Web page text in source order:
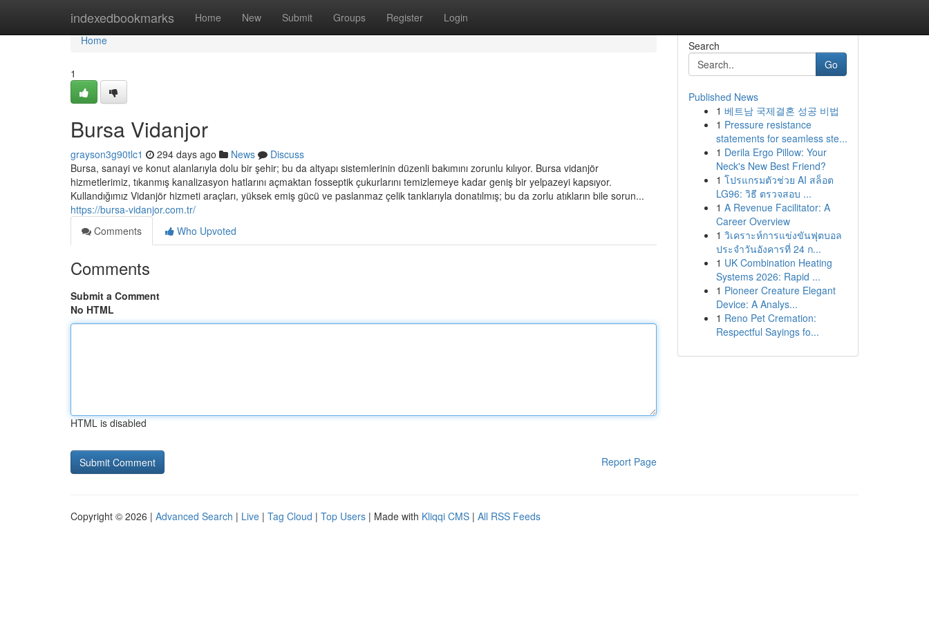
indexedbookmarks Home New Submit Groups Register Login
Home
Home
1
Bursa Vidanjor
grayson3g90tlc1 294 days ago News
Discuss
Bursa, sanayi ve konut alanlarıyla dolu bir şehir; bu da altyapı sistemlerinin düzenli bakımını zorunlu kılıyor. Bursa vidanjör
hizmetlerimiz, tıkanmış kanalizasyon hatlarını açmaktan fosseptik çukurlarını temizlemeye kadar geniş bir yelpazeyi kapsıyor.
Kullandığımız Vidanjör hizmeti araçları, yüksek emiş gücü ve paslanmaz çelik tanklarıyla donatılmış; bu da zorlu atıkların bile sorun...
https://bursa-vidanjor.com.tr/
Comments
Who Upvoted
Comments
Submit a Comment
No HTML
HTML is disabled
Report Page
Search
Go
Published News
1 베트남 국제결혼 성공 비법
1 Pressure resistance
statements for seamless ste...
1 Derila Ergo Pillow: Your
Neck's New Best Friend?
1 โปรแกรมตัวช่วย AI สล็อต
LG96: วิธี ตรวจสอบ ...
1 A Revenue Facilitator: A
Career Overview
1 วิเคราะห์การแข่งขันฟุตบอล
ประจำวันอังคารที่ 24 ก...
1 UK Combination Heating
Systems 2026: Rapid ...
1 Pioneer Creature Elegant
Device: A Analys...
1 Reno Pet Cremation:
Respectful Sayings fo...
Copyright © 2026 | Advanced Search | Live | Tag Cloud | Top Users | Made with Kliqqi CMS | All RSS Feeds